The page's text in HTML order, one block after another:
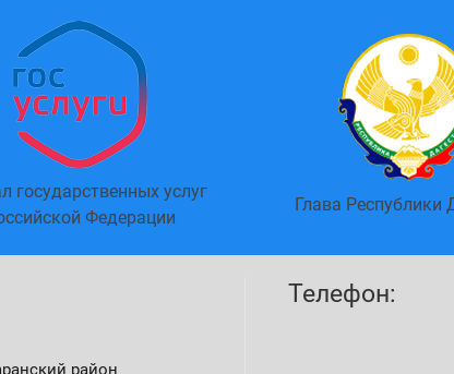
государственных услуг
Федерации
Глава Республики
район
Телефон: